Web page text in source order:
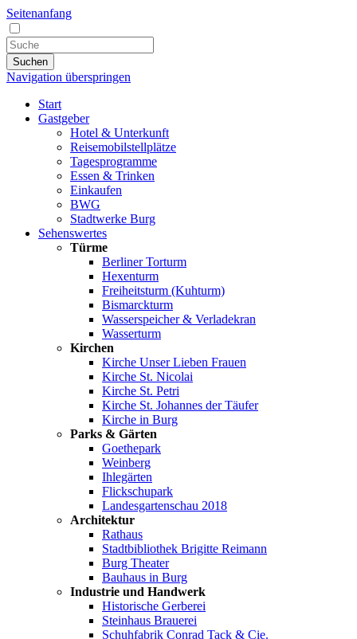
Seitenanfang
Suchen
Navigation überspringen
Start
Gastgeber
Hotel & Unterkunft
Reisemobilstellplätze
Tagesprogramme
Essen & Trinken
Einkaufen
BWG
Stadtwerke Burg
Sehenswertes
Türme
Berliner Torturm
Hexenturm
Freiheitsturm (Kuhturm)
Bismarckturm
Wasserspeicher & Verladekran
Wasserturm
Kirchen
Kirche Unser Lieben Frauen
Kirche St. Nicolai
Kirche St. Petri
Kirche St. Johannes der Täufer
Kirche in Burg
Parks & Gärten
Goethepark
Weinberg
Ihlegärten
Flickschupark
Landesgartenschau 2018
Architektur
Rathaus
Stadtbibliothek Brigitte Reimann
Burg Theater
Bauhaus in Burg
Industrie und Handwerk
Historische Gerberei
Steinhaus Brauerei
Schuhfabrik Conrad Tack & Cie.